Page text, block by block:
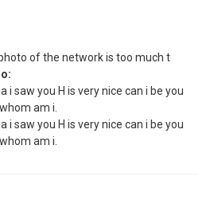
of the network is too much t
i saw you H is very nice can i be you
am i.
i saw you H is very nice can i be you
am i.